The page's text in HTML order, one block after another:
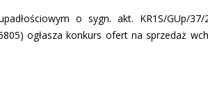
o sygn. akt. KR1S/GUp/37/
ogłasza konkurs ofert na sprzedaż